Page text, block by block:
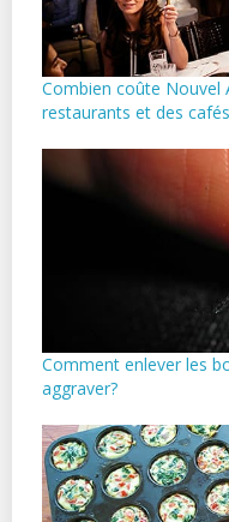
Combien coûte Nouvel
restaurants et des cafés
Comment enlever les
aggraver?